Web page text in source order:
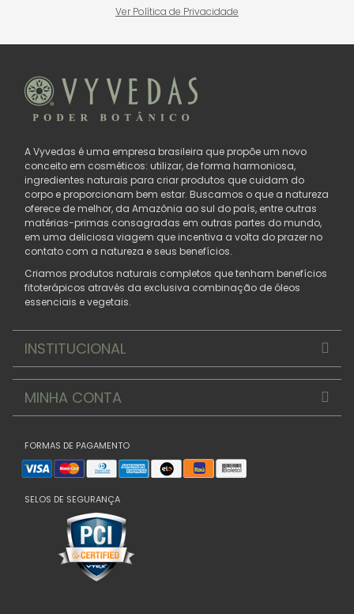
Ver Política de Privacidade
A Vyvedas é uma empresa brasileira que propõe um novo
conceito em cosméticos: utilizar, de forma harmoniosa,
ingredientes naturais para criar produtos que cuidam do
corpo e proporcionam bem estar. Buscamos o que a natureza
oferece de melhor, da Amazônia ao sul do país, entre outras
matérias-primas consagradas em outras partes do mundo,
em uma deliciosa viagem que incentiva a volta do prazer no
contato com a natureza e seus benefícios.
Criamos produtos naturais completos que tenham benefícios
fitoterápicos através da exclusiva combinação de óleos
essenciais e vegetais.
INSTITUCIONAL
MINHA CONTA
FORMAS DE PAGAMENTO
SELOS DE SEGURANÇA